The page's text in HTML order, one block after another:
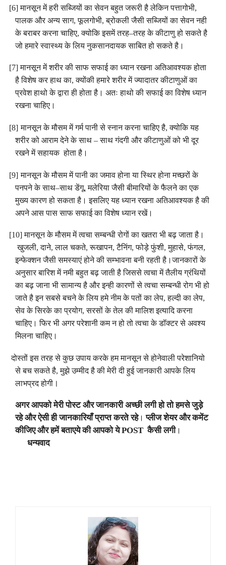
[6]मानसून में हरी सब्जियों का सेवन बहुत जरूरी है लेकिन पत्तागोभी,
पालक और अन्य साग,फूलगोभी,ब्रोकली जैसी सब्जियों का सेवन नही
के बराबर करना चाहिए,क्योकि इसमें तरह–तरह के कीटाणु हो सकते है
जो हमारे स्वास्थ्य के लिय नुकसानदायक साबित हो सकते है ।
[7]मानसून में शरीर की साफ सफाई का ध्यान रखना अतिआवश्यक होता
है विशेष कर हाथ का,क्योंकी हमारे शरीर में ज्यादातर कीटाणुओं का
प्रवेश हाथो के द्वारा ही होता है । अतः हाथो की सफाई का विशेष ध्यान
रखना चाहिए ।
[8] मानसून के मौसम में गर्म पानी से स्नान करना चाहिए है,क्योकि यह
शरीर को आराम देने के साथ –साथ गंदगी और कीटाणुओं को भी दूर
रखने में सहायक होता है ।
[9] मानसून के मौसम में पानी का जमाव होना या स्थिर होना मच्छरों के
पनपने के साथ–साथ डेंगू,मलेरिया जैसी बीमारियों के फैलने का एक
मुख्य कारण हो सकता है । इसलिए यह ध्यान रखना अतिआवश्यक है की
अपने आस पास साफ सफाई का विशेष ध्यान रखें।
[10]मानसून के मौसम में त्वचा सम्बन्धी रोगों का खतरा भी बढ़ जाता है ।
खुजली,दाने,लाल चकते,रूखापन,टैनिंग,फोड़े फुंशी,मुहासे,फंगल,
इन्फेक्शन जैसी समस्याएं होने की सम्भावना बनी रहती है ।जानकारों के
अनुसार बारिश में नमी बहुत बढ़ जाती है जिससे त्वचा में तैलीय ग्रंथियों
का बढ़ जाना भी सामान्य है और इन्ही कारणों से त्वचा सम्बन्धी रोग भी हो
जाते है इन सबसे बचने के लिय हमे नीम के पतों का लेप,हल्दी का लेप,
सेव के सिरके का प्रयोग,सरसों के तेल की मालिश इत्यादि करना
चाहिए । फिर भी अगर परेशानी कम न हो तो त्वचा के डॉक्टर से अवश्य
मिलना चाहिए ।
दोस्तों इस तरह से कुछ उपाय करके हम मानसून से होनेवाली परेशानियो
से बच सकते है,मुझे उम्मीद है की मेरी दी हुई जानकारी आपके लिय
लाभप्रद होगी ।
अगर आपको मेरी पोस्ट और जानकारी अच्छी लगी हो तो हमसे जुड़े
रहे और ऐसी ही जानकारियाँ प्राप्त करते रहे। प्लीज शेयर और कमेंट
कीजिए और हमें बताएये की आपको येPOSTकैसी लगी।
धन्यवाद